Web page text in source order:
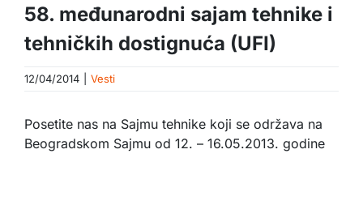
58. međunarodni sajam tehnike i
tehničkih dostignuća (UFI)
12/04/2014 Vesti
Posetite nas na Sajmu tehnike koji se održava na
Beogradskom Sajmu od 12. – 16.05.2013. godine